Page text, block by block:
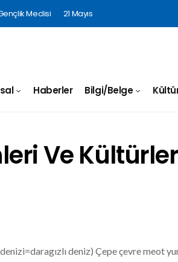
Meclisi 21 Mayıs
Haberler Bilgi/Belge
Ve
deniz) Çepe çevre meot